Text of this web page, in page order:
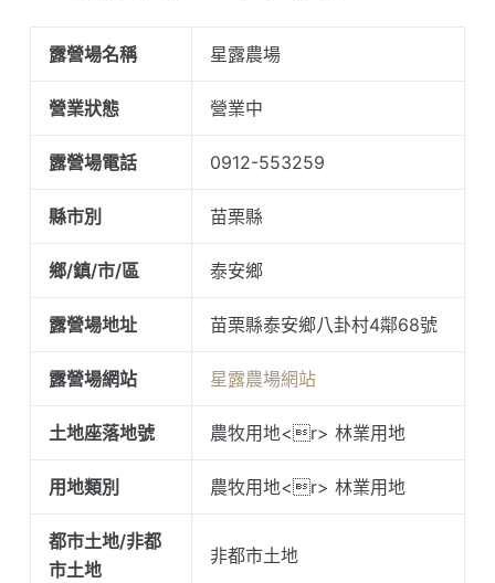
露營場名稱 星露農場
營業狀態 營業中
露營場電話 0912-553259
縣市別 苗栗縣
鄉/鎮/市/區 泰安鄉
露營場地址 苗栗縣泰安鄉八卦村4鄰68號
露營場網站 星露農場網站
土地座落地號 農牧用地<r> 林業用地
用地類別 農牧用地<r> 林業用地
都市土地/非都
市土地
非都市土地